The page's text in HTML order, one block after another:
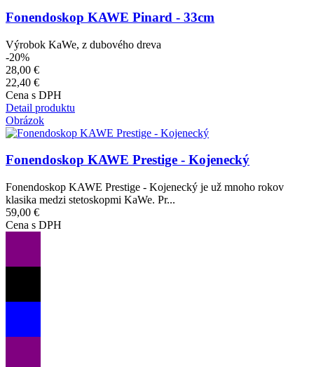
Fonendoskop KAWE Pinard - 33cm
Výrobok KaWe, z dubového dreva
-20%
28,00 €
22,40 €
Cena s DPH
Detail produktu
Obrázok
Fonendoskop KAWE Prestige - Kojenecký
Fonendoskop KAWE Prestige - Kojenecký je už mnoho rokov
klasika medzi stetoskopmi KaWe. Pr...
59,00 €
Cena s DPH